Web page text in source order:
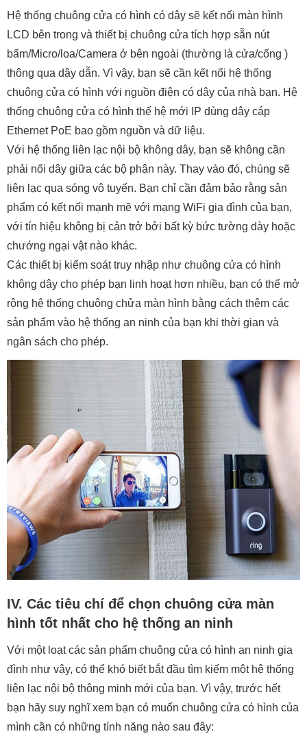
Hệ thống chuông cửa có hình có dây sẽ kết nối màn hình
LCD bên trong và thiết bị chuông cửa tích hợp sẵn nút
bấm/Micro/loa/Camera ở bên ngoài (thường là cửa/cổng )
thông qua dây dẫn. Vì vậy, bạn sẽ cần kết nối hệ thống
chuông cửa có hình với nguồn điện có dây của nhà bạn. Hệ
thống chuông cửa có hình thế hệ mới IP dùng dây cáp
Ethernet PoE bao gồm nguồn và dữ liệu.
Với hệ thống liên lạc nội bộ không dây, bạn sẽ không cần
phải nối dây giữa các bộ phận này. Thay vào đó, chúng sẽ
liên lạc qua sóng vô tuyến. Bạn chỉ cần đảm bảo rằng sản
phẩm có kết nối mạnh mẽ với mạng WiFi gia đình của bạn,
với tín hiệu không bị cản trở bởi bất kỳ bức tường dày hoặc
chướng ngại vật nào khác.
Các thiết bị kiểm soát truy nhập như chuông cửa có hình
không dây cho phép bạn linh hoạt hơn nhiều, bạn có thể mở
rộng hệ thống chuông chửa màn hình bằng cách thêm các
sản phẩm vào hệ thống an ninh của bạn khi thời gian và
ngân sách cho phép.
IV. Các tiêu chí để chọn chuông cửa màn
hình tốt nhất cho hệ thống an ninh
Với một loạt các sản phẩm chuông cửa có hình an ninh gia
đình như vậy, có thể khó biết bắt đầu tìm kiếm một hệ thống
liên lạc nội bộ thông minh mới của bạn. Vì vậy, trước hết
bạn hãy suy nghĩ xem bạn có muốn chuông cửa có hình của
mình cần có những tính năng nào sau đây: